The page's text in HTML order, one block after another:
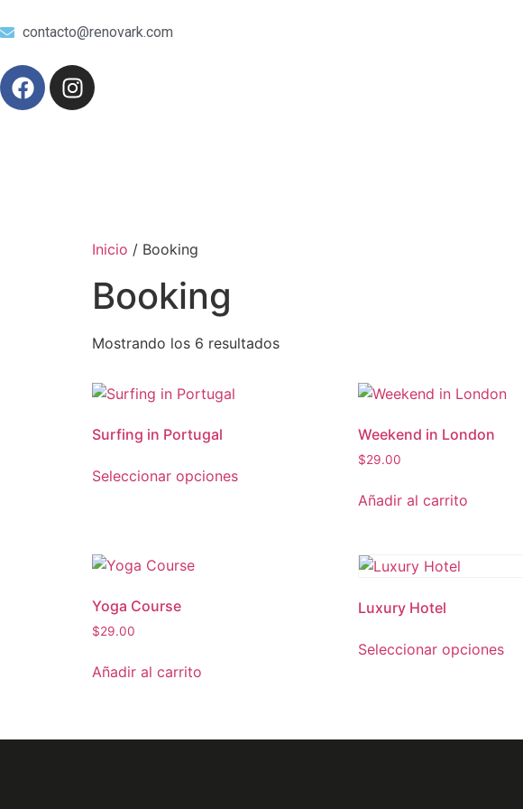
contacto@renovark.com
Inicio / Booking
Booking
Mostrando los 6 resultados
Surfing in Portugal
Seleccionar opciones
Weekend in London
$29.00
Añadir al carrito
Yoga Course
$29.00
Añadir al carrito
Luxury Hotel
Seleccionar opciones